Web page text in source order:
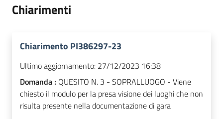
Chiarimenti
Chiarimento PI386297-23
Ultimo aggiornamento: 27/12/2023 16:38
Domanda : QUESITO N. 3 - SOPRALLUOGO - Viene
chiesto il modulo per la presa visione dei luoghi che non
risulta presente nella documentazione di gara